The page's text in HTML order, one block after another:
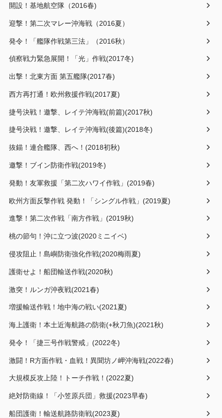
開設！基地航空隊（2016春)
迎撃！第二次マレー沖海戦（2016夏）
発令！「艦隊作戦第三法」（2016秋）
偵察戦力緊急展開！「光」作戦(2017冬)
出撃！北東方面 第五艦隊(2017春)
西方再打通！欧州救援作戦(2017夏)
捷号決戦！邀撃、レイテ沖海戦(前篇)(2017秋)
捷号決戦！邀撃、レイテ沖海戦(後篇)(2018冬)
抜錨！連合艦隊、西へ！(2018初秋)
邀撃！ブイン防衛作戦(2019冬)
発動！友軍救援「第二次ハワイ作戦」(2019春)
欧州方面反撃作戦 発動！「シングル作戦」(2019夏)
進撃！第二次作戦「南方作戦」(2019秋)
桃の節句！沖に立つ波(2020ミニイベ)
侵攻阻止！島嶼防衛強化作戦(2020梅雨夏)
護衛せよ！船団輸送作戦(2020秋)
激突！ルンガ沖夜戦(2021春)
増援輸送作戦！地中海の戦い(2021夏)
海上護衛！本土近海航路の防衛(+秋刀魚)(2021秋)
発令！「捷三号作戦警戒」(2022冬)
激闘！R方面作戦・血戦！異聞坊ノ岬沖海戦(2022春)
大規模反攻上陸！トーチ作戦！(2022夏)
絶対防衛線！「小笠原兵団」救援(2023早春)
船団護衛！輸送航路防衛戦(2023夏)